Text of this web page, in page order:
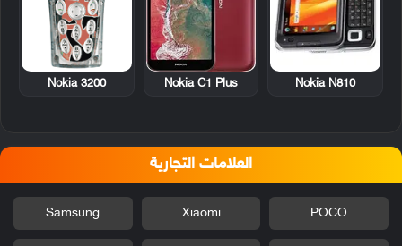
Nokia N810
Nokia C1 Plus
Nokia 3200
العلامات التجارية
POCO
Xiaomi
Samsung